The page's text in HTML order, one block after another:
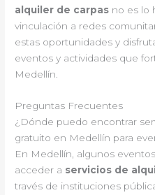
alquiler de carpas no es lo
vinculación a redes
estas oportunidades y
eventos y actividades que
Medellín.
Preguntas Frecuentes
¿Dónde puedo encontrar
gratuito en Medellín para
En Medellín, algunos
acceder a servicios de
través de instituciones